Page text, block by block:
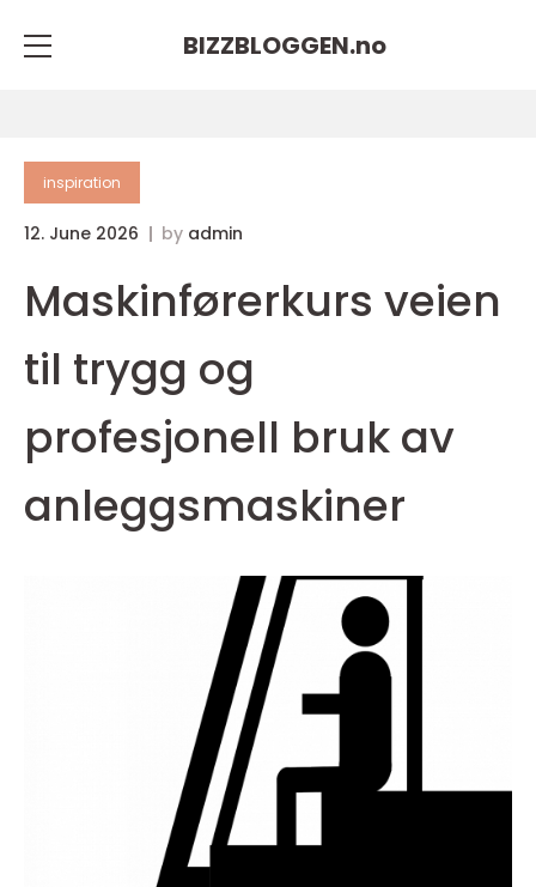
BIZZBLOGGEN.no
inspiration
12. June 2026 by admin
Maskinførerkurs veien
til trygg og
profesjonell bruk av
anleggsmaskiner